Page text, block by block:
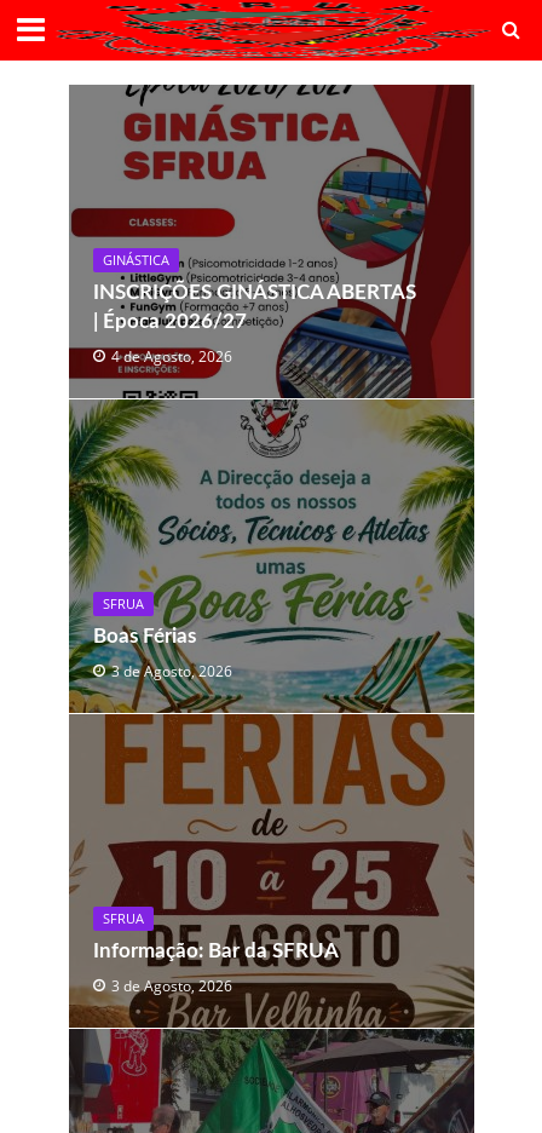
GINÁSTICA
INSCRIÇÕES GINÁSTICA ABERTAS
| Época 2026/27
4 de Agosto, 2026
SFRUA
Boas Férias
3 de Agosto, 2026
SFRUA
Informação: Bar da SFRUA
3 de Agosto, 2026